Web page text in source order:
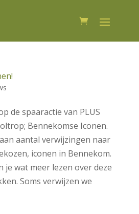
de spaaractie van PLUS
Bennekomse Iconen.
aantal verwijzingen naar
iconen in Bennekom.
je wat meer lezen over deze
Soms verwijzen we